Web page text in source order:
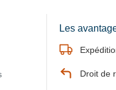
Les
Droit de